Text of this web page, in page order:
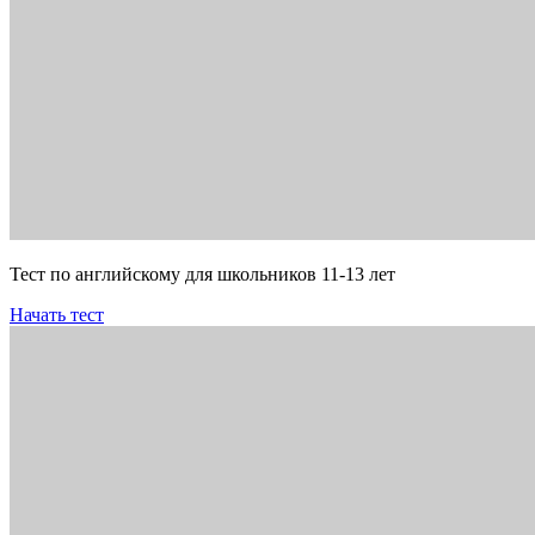
Тест по английскому для школьников 11-13 лет
Начать тест